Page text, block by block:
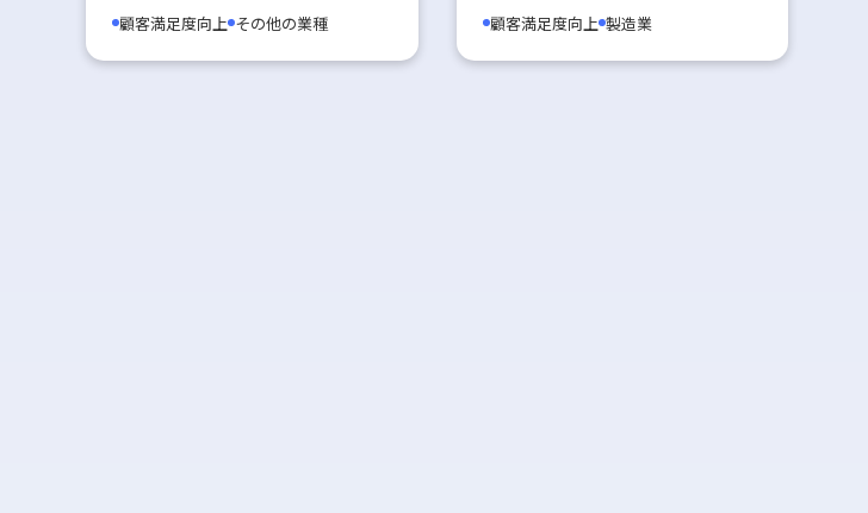
BLISS様
顧客満足度向上 その他の業種
ック様
顧客満足度向上 製造業